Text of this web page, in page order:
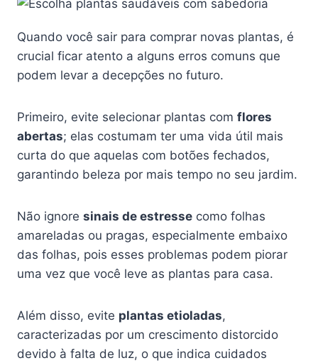
Quando você sair para comprar novas plantas, é
crucial ficar atento a alguns erros comuns que
podem levar a decepções no futuro.
Primeiro, evite selecionar plantas com flores
abertas; elas costumam ter uma vida útil mais
curta do que aquelas com botões fechados,
garantindo beleza por mais tempo no seu jardim.
Não ignore sinais de estresse como folhas
amareladas ou pragas, especialmente embaixo
das folhas, pois esses problemas podem piorar
uma vez que você leve as plantas para casa.
Além disso, evite plantas etioladas,
caracterizadas por um crescimento distorcido
devido à falta de luz, o que indica cuidados